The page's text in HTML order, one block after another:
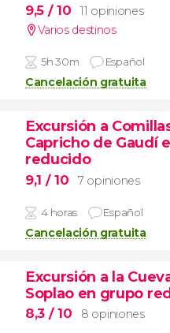
9,5 / 10
11 opiniones
Varios destinos
5h 30m Español
Cancelación gratuita
Excursión a
Capricho de Gaudí
reducido
9,1 / 10 7 opiniones
4 horas Español
Cancelación gratuita
Excursión a la
Soplao en grupo
8,3 / 10 8 opiniones